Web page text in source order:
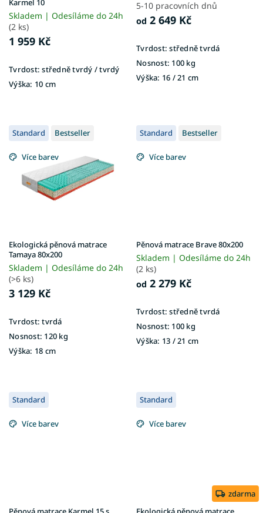
t
ů
Karmel 10
Skladem | Odesíláme do 24h
(2 ks)
1 959 Kč
Tvrdost: středně tvrdý / tvrdý
Výška: 10 cm
5-10 pracovních dnů
od 2 649 Kč
Tvrdost: středně tvrdá
Nosnost: 100 kg
Výška: 16 / 21 cm
Standard Bestseller
Více barev
Ekologická pěnová matrace
Tamaya 80x200
Skladem | Odesíláme do 24h
(>6 ks)
3 129 Kč
Tvrdost: tvrdá
Nosnost: 120 kg
Výška: 18 cm
Standard Bestseller
Více barev
Pěnová matrace Brave 80x200
Skladem | Odesíláme do 24h
(2 ks)
od 2 279 Kč
Tvrdost: středně tvrdá
Nosnost: 100 kg
Výška: 13 / 21 cm
Standard
Více barev
Standard
Více barev
zdarma